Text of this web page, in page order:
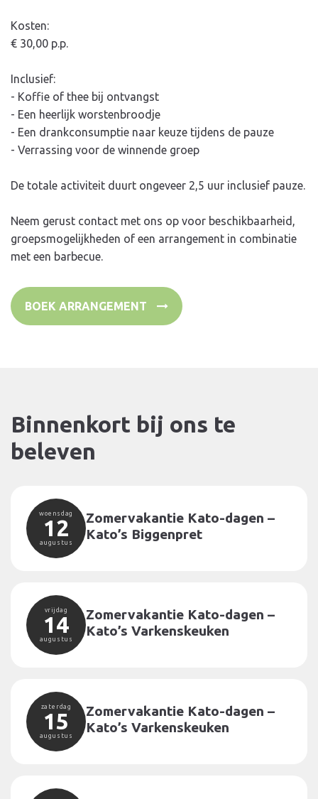
Kosten:
€ 30,00 p.p.
Inclusief:
- Koffie of thee bij ontvangst
- Een heerlijk worstenbroodje
- Een drankconsumptie naar keuze tijdens de pauze
- Verrassing voor de winnende groep
De totale activiteit duurt ongeveer 2,5 uur inclusief pauze.
Neem gerust contact met ons op voor beschikbaarheid,
groepsmogelijkheden of een arrangement in combinatie
met een barbecue.
BOEK ARRANGEMENT
Binnenkort bij ons te
beleven
woensdag
12
augustus
Zomervakantie Kato-dagen –
Kato’s Biggenpret
vrijdag
14
augustus
Zomervakantie Kato-dagen –
Kato’s Varkenskeuken
zaterdag
15
augustus
Zomervakantie Kato-dagen –
Kato’s Varkenskeuken